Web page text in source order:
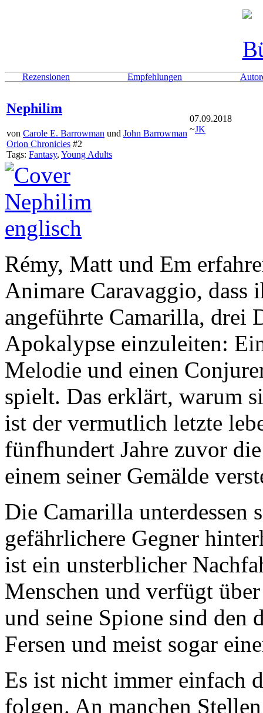
Rezensionen Empfehlungen
Nephilim
von Carole E. Barrowman und John Barrowman
Orion Chronicles #2
Tags: Fantasy, Young Adults
07.09.2018
~JK
Rémy, Matt und Em
Animare Caravaggio, dass
angeführte Camarilla, drei
Apokalypse einzuleiten:
Melodie und einen
spielt. Das erklärt, warum
ist der vermutlich letzte
fünfhundert Jahre zuvor
einem seiner Gemälde
Die Camarilla unterdessen
gefährlichere Gegner
ist ein unsterblicher
Menschen und verfügt
und seine Spione sind den
Fersen und meist sogar
Es ist nicht immer einfach
folgen. An manchen